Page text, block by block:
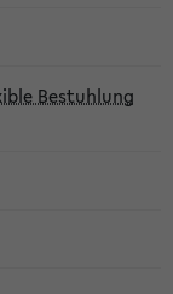
Bestuhlung